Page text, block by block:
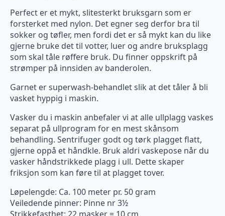
Perfect er et mykt, slitesterkt bruksgarn som er
forsterket med nylon. Det egner seg derfor bra til
sokker og tøfler, men fordi det er så mykt kan du like
gjerne bruke det til votter, luer og andre bruksplagg
som skal tåle røffere bruk. Du finner oppskrift på
strømper på innsiden av banderolen.
Garnet er superwash-behandlet slik at det tåler å bli
vasket hyppig i maskin.
Vasker du i maskin anbefaler vi at alle ullplagg vaskes
separat på ullprogram for en mest skånsom
behandling. Sentrifuger godt og tørk plagget flatt,
gjerne oppå et håndkle. Bruk aldri vaskepose når du
vasker håndstrikkede plagg i ull. Dette skaper
friksjon som kan føre til at plagget tover.
Løpelengde: Ca. 100 meter pr. 50 gram
Veiledende pinner: Pinne nr 3½